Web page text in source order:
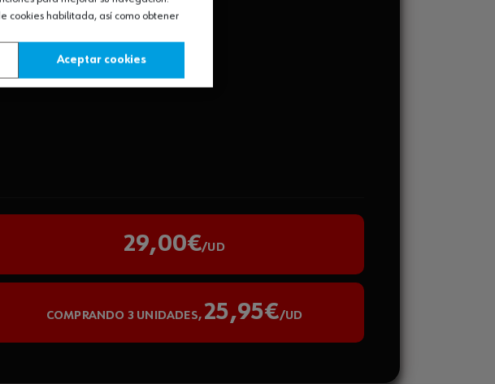
29,00€/UD
COMPRANDO 3 UNIDADES, 25,95€/UD
cookies habilitada, así como obtener
Aceptar cookies